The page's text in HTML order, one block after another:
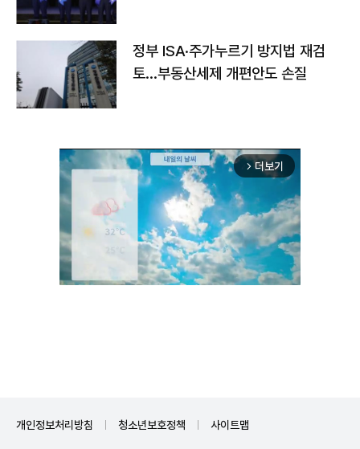
정부 ISA·주가누르기 방지법 재검
토…부동산세제 개편안도 손질
arrow_forward_ios 더보기
개인정보처리방침 청소년보호정책 사이트맵